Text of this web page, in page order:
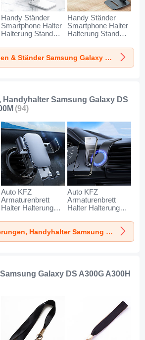
Handy Ständer
Smartphone Halter
Halterung Stand
Samsung Galaxy
DS A300G A300H
A300M Weiß
Handy Ständer
Smartphone Halter
Halterung Stand
Samsung Galaxy
DS A300G A300H
A300M Schwarz
Mehr Halterungen & Ständer Samsung Galaxy DS A300G A300H A300M
Handyhalter Samsung Galaxy DS
(94)
Auto KFZ
Armaturenbrett
Halter Halterung
AutoHalter
Halterungung
Handy BS3 für
Auto KFZ
Armaturenbrett
Halter Halterung
AutoHalter
Halterungung
Magnet Handy BS1
Schwarz
Mehr KFZ-Halterungen, Handyhalter Samsung Galaxy DS A300G A300H A300M
Galaxy DS A300G A300H